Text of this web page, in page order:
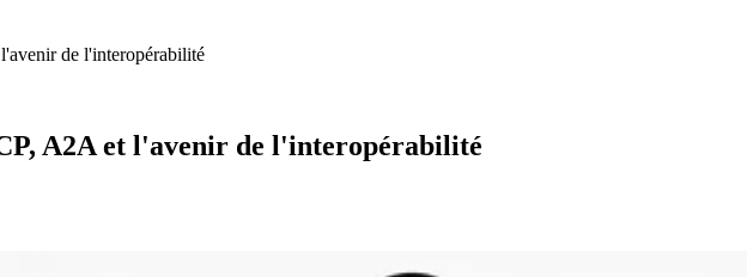
de l'interopérabilité
A2A et l'avenir de l'interopérabilité